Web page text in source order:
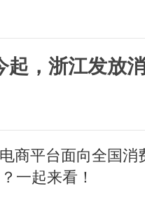
起，浙江发放
商平台面向全国消
一起来看！